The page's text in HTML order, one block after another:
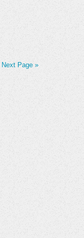
Next Page »